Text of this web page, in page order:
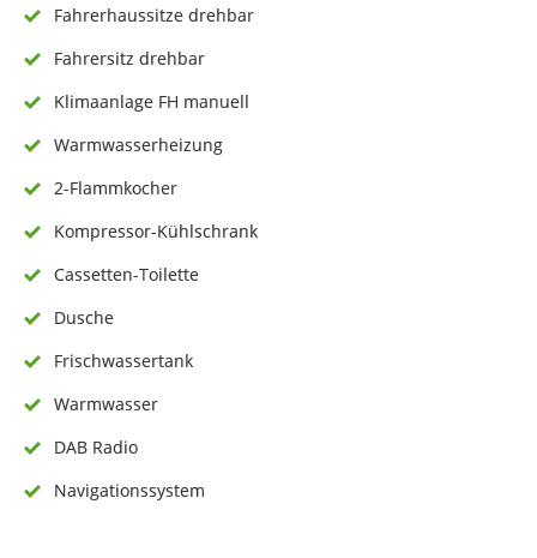
Fahrerhaussitze drehbar
Fahrersitz drehbar
Klimaanlage FH manuell
Warmwasserheizung
2-Flammkocher
Kompressor-Kühlschrank
Cassetten-Toilette
Dusche
Frischwassertank
Warmwasser
DAB Radio
Navigationssystem